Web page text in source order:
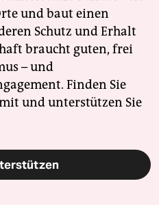
und baut einen
Schutz und Erhalt
braucht guten, frei
– und
Finden Sie
und unterstützen Sie